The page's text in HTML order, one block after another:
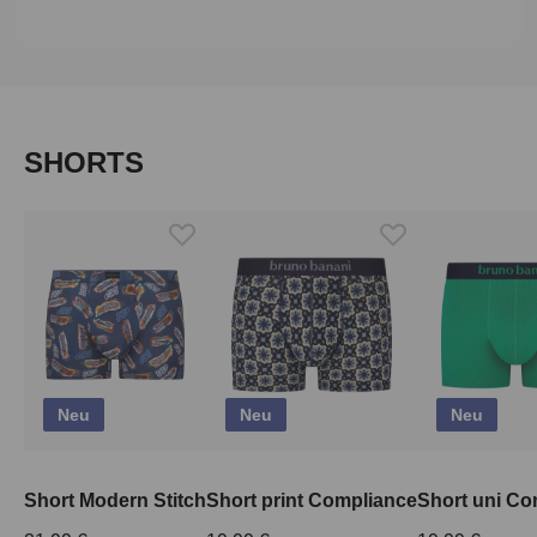
Produktgalerie überspringen
SHORTS
Neu
Short Modern Stitch
Neu
Short print Compliance
Neu
Short uni